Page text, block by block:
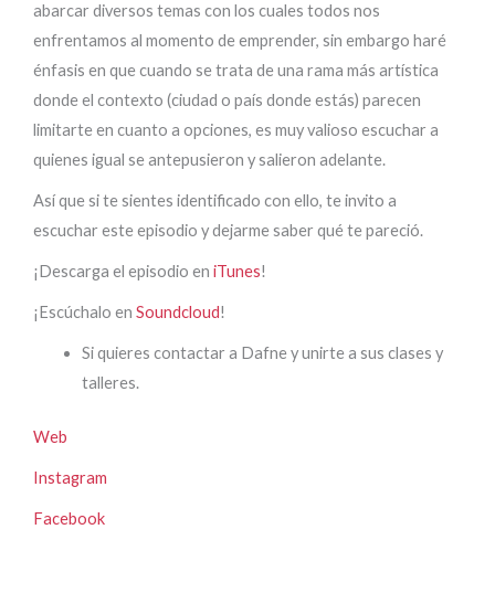
abarcar diversos temas con los cuales todos nos
enfrentamos al momento de emprender, sin embargo haré
énfasis en que cuando se trata de una rama más artística
donde el contexto (ciudad o país donde estás) parecen
limitarte en cuanto a opciones, es muy valioso escuchar a
quienes igual se antepusieron y salieron adelante.
Así que si te sientes identificado con ello, te invito a
escuchar este episodio y dejarme saber qué te pareció.
¡Descarga el episodio en iTunes!
¡Escúchalo en Soundcloud!
Si quieres contactar a Dafne y unirte a sus clases y
talleres.
Web
Instagram
Facebook